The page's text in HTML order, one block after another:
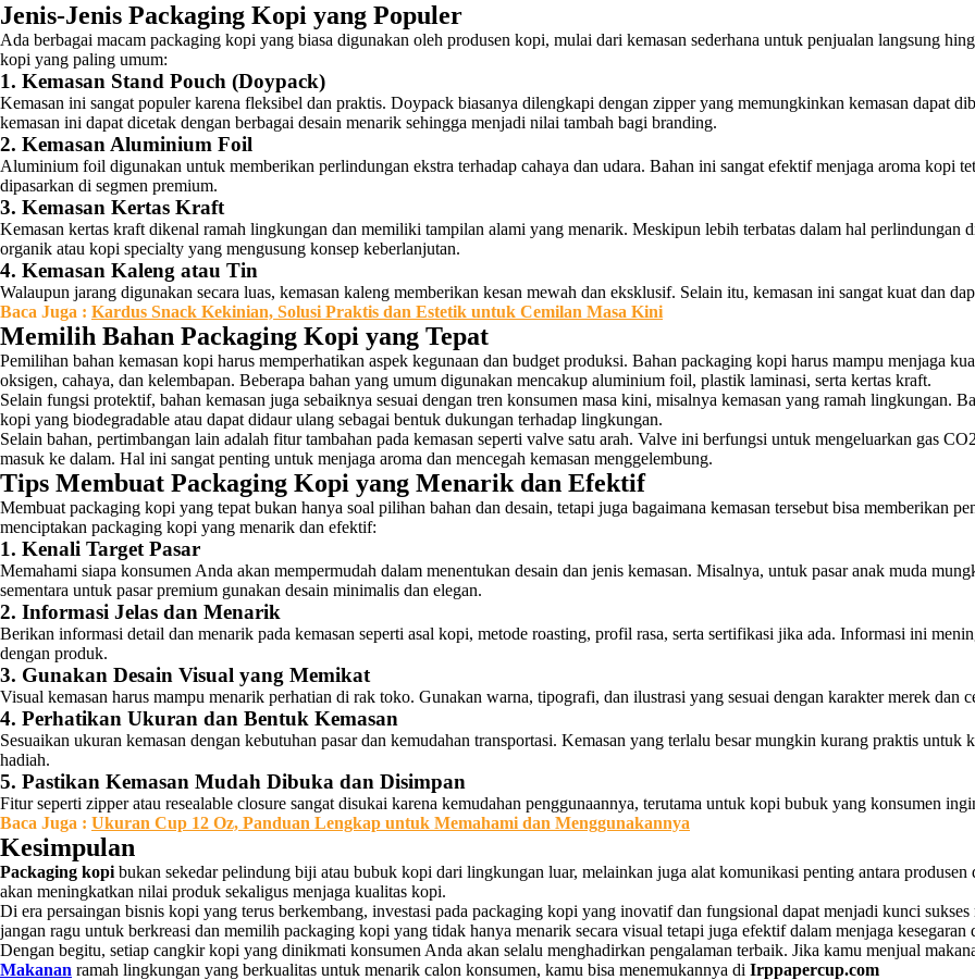
Jenis-Jenis Packaging Kopi yang Populer
Ada berbagai macam packaging kopi yang biasa digunakan oleh produsen kopi, mulai dari kemasan sederhana untuk penjualan langsung
kopi yang paling umum:
1. Kemasan Stand Pouch (Doypack)
Kemasan ini sangat populer karena fleksibel dan praktis. Doypack biasanya dilengkapi dengan zipper yang memungkinkan kemasan dapat
kemasan ini dapat dicetak dengan berbagai desain menarik sehingga menjadi nilai tambah bagi branding.
2. Kemasan Aluminium Foil
Aluminium foil digunakan untuk memberikan perlindungan ekstra terhadap cahaya dan udara. Bahan ini sangat efektif menjaga aroma kopi
dipasarkan di segmen premium.
3. Kemasan Kertas Kraft
Kemasan kertas kraft dikenal ramah lingkungan dan memiliki tampilan alami yang menarik. Meskipun lebih terbatas dalam hal
organik atau kopi specialty yang mengusung konsep keberlanjutan.
4. Kemasan Kaleng atau Tin
Walaupun jarang digunakan secara luas, kemasan kaleng memberikan kesan mewah dan eksklusif. Selain itu, kemasan ini sangat kuat dan
Baca Juga : Kardus Snack Kekinian, Solusi Praktis dan Estetik untuk Cemilan Masa Kini
Memilih Bahan Packaging Kopi yang Tepat
Pemilihan bahan kemasan kopi harus memperhatikan aspek kegunaan dan budget produksi. Bahan packaging kopi harus mampu menjaga
oksigen, cahaya, dan kelembapan. Beberapa bahan yang umum digunakan mencakup aluminium foil, plastik laminasi, serta kertas kraft.
Selain fungsi protektif, bahan kemasan juga sebaiknya sesuai dengan tren konsumen masa kini, misalnya kemasan yang ramah lingkungan.
kopi yang biodegradable atau dapat didaur ulang sebagai bentuk dukungan terhadap lingkungan.
Selain bahan, pertimbangan lain adalah fitur tambahan pada kemasan seperti valve satu arah. Valve ini berfungsi untuk mengeluarkan gas
masuk ke dalam. Hal ini sangat penting untuk menjaga aroma dan mencegah kemasan menggelembung.
Tips Membuat Packaging Kopi yang Menarik dan Efektif
Membuat packaging kopi yang tepat bukan hanya soal pilihan bahan dan desain, tetapi juga bagaimana kemasan tersebut bisa memberikan
menciptakan packaging kopi yang menarik dan efektif:
1. Kenali Target Pasar
Memahami siapa konsumen Anda akan mempermudah dalam menentukan desain dan jenis kemasan. Misalnya, untuk pasar anak muda
sementara untuk pasar premium gunakan desain minimalis dan elegan.
2. Informasi Jelas dan Menarik
Berikan informasi detail dan menarik pada kemasan seperti asal kopi, metode roasting, profil rasa, serta sertifikasi jika ada. Informasi ini
dengan produk.
3. Gunakan Desain Visual yang Memikat
Visual kemasan harus mampu menarik perhatian di rak toko. Gunakan warna, tipografi, dan ilustrasi yang sesuai dengan karakter merek dan
4. Perhatikan Ukuran dan Bentuk Kemasan
Sesuaikan ukuran kemasan dengan kebutuhan pasar dan kemudahan transportasi. Kemasan yang terlalu besar mungkin kurang praktis
hadiah.
5. Pastikan Kemasan Mudah Dibuka dan Disimpan
Fitur seperti zipper atau resealable closure sangat disukai karena kemudahan penggunaannya, terutama untuk kopi bubuk yang konsumen
Baca Juga : Ukuran Cup 12 Oz, Panduan Lengkap untuk Memahami dan Menggunakannya
Kesimpulan
Packaging kopi bukan sekedar pelindung biji atau bubuk kopi dari lingkungan luar, melainkan juga alat komunikasi penting antara produsen
akan meningkatkan nilai produk sekaligus menjaga kualitas kopi.
Di era persaingan bisnis kopi yang terus berkembang, investasi pada packaging kopi yang inovatif dan fungsional dapat menjadi kunci
jangan ragu untuk berkreasi dan memilih packaging kopi yang tidak hanya menarik secara visual tetapi juga efektif dalam menjaga kesegaran
Dengan begitu, setiap cangkir kopi yang dinikmati konsumen Anda akan selalu menghadirkan pengalaman terbaik. Jika kamu menjual
Makanan ramah lingkungan yang berkualitas untuk menarik calon konsumen, kamu bisa menemukannya di Irppapercup.com